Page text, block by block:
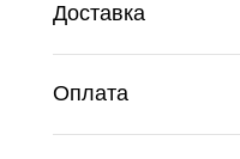
Доставка
Оплата